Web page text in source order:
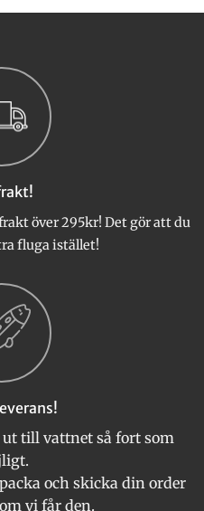
över 295kr! Det gör att du
fluga istället!
till vattnet så fort som
och skicka din order
vi får den.